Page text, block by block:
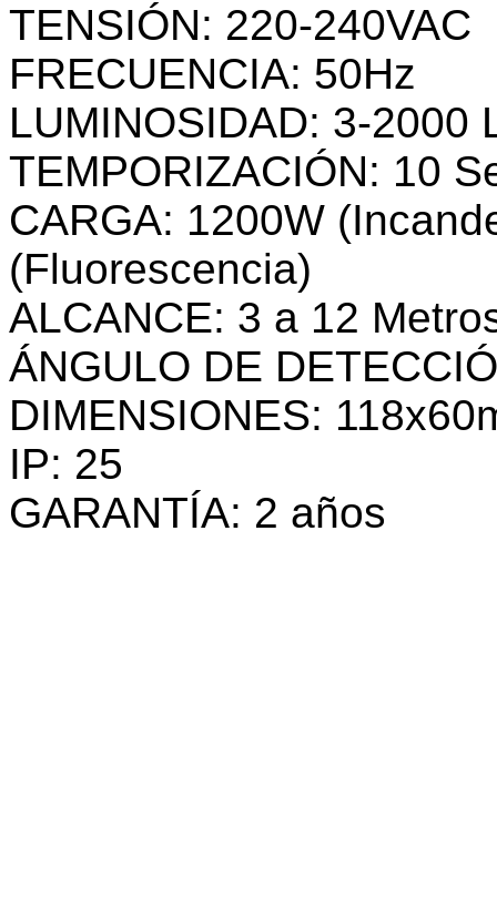
TENSIÓN: 220-240VAC
FRECUENCIA: 50Hz
LUMINOSIDAD: 3-2000
TEMPORIZACIÓN: 10
CARGA: 1200W
(Fluorescencia)
ALCANCE: 3 a 12
ÁNGULO DE
DIMENSIONES:
IP: 25
GARANTÍA: 2 años